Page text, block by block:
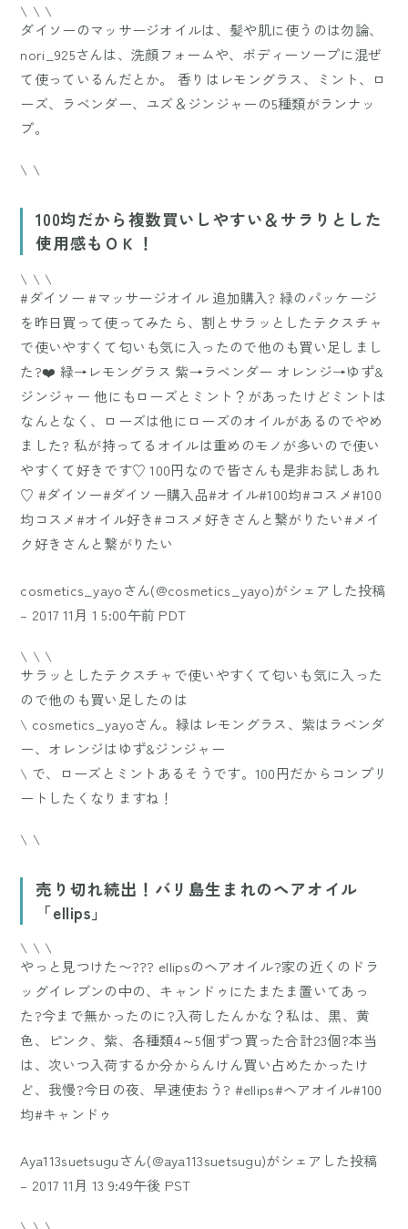
\ \ \
ダイソーのマッサージオイルは、髪や肌に使うのは勿論、
nori_925さんは、洗顔フォームや、ボディーソープに混ぜ
て使っているんだとか。 香りはレモングラス、ミント、ロ
ーズ、ラベンダー、ユズ＆ジンジャーの5種類がランナッ
プ。
\ \
100均だから複数買いしやすい＆サラりとした
使用感もＯＫ！
\ \ \
#ダイソー #マッサージオイル 追加購入? 緑のパッケージ
を昨日買って使ってみたら、割とサラッとしたテクスチャ
で使いやすくて匂いも気に入ったので他のも買い足しまし
た?❤️ 緑→レモングラス 紫→ラベンダー オレンジ→ゆず&
ジンジャー 他にもローズとミント？があったけどミントは
なんとなく、ローズは他にローズのオイルがあるのでやめ
ました? 私が持ってるオイルは重めのモノが多いので使い
やすくて好きです♡ 100円なので皆さんも是非お試しあれ
♡ #ダイソー#ダイソー購入品#オイル#100均#コスメ#100
均コスメ#オイル好き#コスメ好きさんと繋がりたい#メイ
ク好きさんと繋がりたい
cosmetics_yayoさん(@cosmetics_yayo)がシェアした投稿
– 2017 11月 1 5:00午前 PDT
\ \ \
サラッとしたテクスチャで使いやすくて匂いも気に入った
ので他のも買い足したのは
\ cosmetics_yayoさん。緑はレモングラス、紫はラベンダ
ー、オレンジはゆず&ジンジャー
\ で、ローズとミントあるそうです。100円だからコンプリ
ートしたくなりますね！
\ \
売り切れ続出！バリ島生まれのヘアオイル
「ellips」
\ \ \
やっと見つけた〜??? ellipsのヘアオイル?家の近くのドラ
ッグイレブンの中の、キャンドゥにたまたま置いてあっ
た?今まで無かったのに?入荷したんかな？私は、黒、黄
色、ピンク、紫、各種類4～5個ずつ買った合計23個?本当
は、次いつ入荷するか分からんけん買い占めたかったけ
ど、我慢?今日の夜、早速使おう? #ellips#ヘアオイル#100
均#キャンドゥ
Aya113suetsuguさん(@aya113suetsugu)がシェアした投稿
– 2017 11月 13 9:49午後 PST